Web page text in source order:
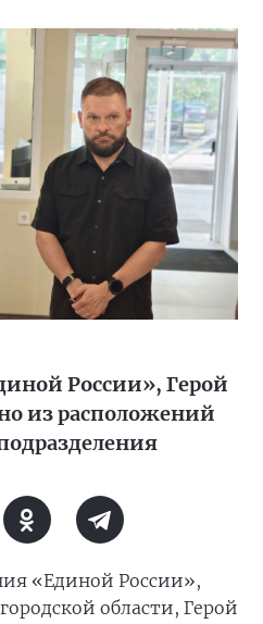
России», Герой
из расположений
«Единой России»,
области, Герой